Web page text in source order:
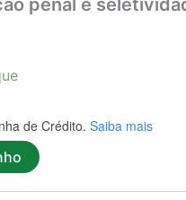
de Crédito. Saiba mais